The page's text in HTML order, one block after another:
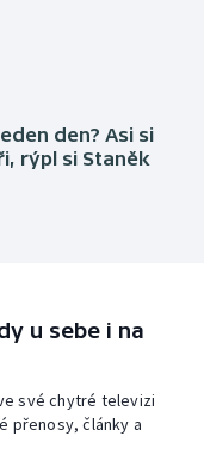
den? Asi si
rýpl si Staněk
u sebe i na
své chytré televizi
přenosy, články a